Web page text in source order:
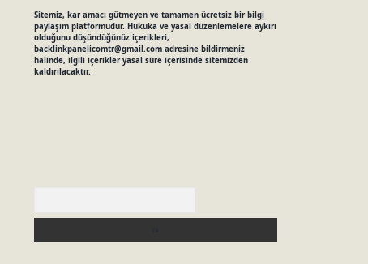
Sitemiz, kar amacı gütmeyen ve tamamen ücretsiz bir bilgi
paylaşım platformudur. Hukuka ve yasal düzenlemelere aykırı
olduğunu düşündüğünüz içerikleri,
backlinkpanelicomtr@gmail.comadresine bildirmeniz
halinde, ilgili içerikler yasal süre içerisinde sitemizden
kaldırılacaktır.